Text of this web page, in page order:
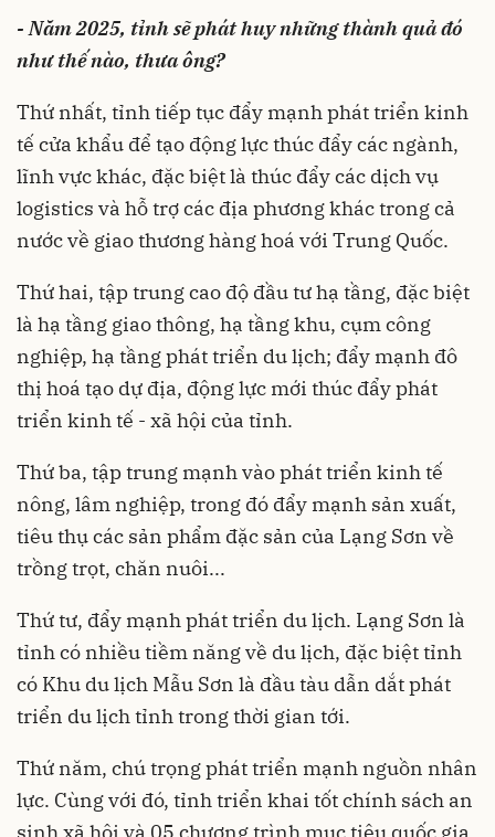
- Năm 2025, tỉnh sẽ phát huy những thành quả đó
như thế nào, thưa ông?
Thứ nhất, tỉnh tiếp tục đẩy mạnh phát triển kinh
tế cửa khẩu để tạo động lực thúc đẩy các ngành,
lĩnh vực khác, đặc biệt là thúc đẩy các dịch vụ
logistics và hỗ trợ các địa phương khác trong cả
nước về giao thương hàng hoá với Trung Quốc.
Thứ hai, tập trung cao độ đầu tư hạ tầng, đặc biệt
là hạ tầng giao thông, hạ tầng khu, cụm công
nghiệp, hạ tầng phát triển du lịch; đẩy mạnh đô
thị hoá tạo dự địa, động lực mới thúc đẩy phát
triển kinh tế - xã hội của tỉnh.
Thứ ba, tập trung mạnh vào phát triển kinh tế
nông, lâm nghiệp, trong đó đẩy mạnh sản xuất,
tiêu thụ các sản phẩm đặc sản của Lạng Sơn về
trồng trọt, chăn nuôi...
Thứ tư, đẩy mạnh phát triển du lịch. Lạng Sơn là
tỉnh có nhiều tiềm năng về du lịch, đặc biệt tỉnh
có Khu du lịch Mẫu Sơn là đầu tàu dẫn dắt phát
triển du lịch tỉnh trong thời gian tới.
Thứ năm, chú trọng phát triển mạnh nguồn nhân
lực. Cùng với đó, tỉnh triển khai tốt chính sách an